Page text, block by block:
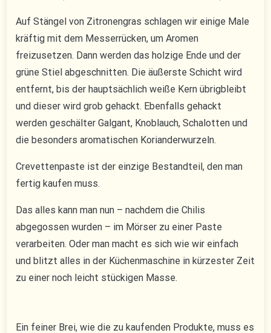
Auf Stängel von Zitronengras schlagen wir einige Male
kräftig mit dem Messerrücken, um Aromen
freizusetzen. Dann werden das holzige Ende und der
grüne Stiel abgeschnitten. Die äußerste Schicht wird
entfernt, bis der hauptsächlich weiße Kern übrigbleibt
und dieser wird grob gehackt. Ebenfalls gehackt
werden geschälter Galgant, Knoblauch, Schalotten und
die besonders aromatischen Korianderwurzeln.
Crevettenpaste ist der einzige Bestandteil, den man
fertig kaufen muss.
Das alles kann man nun – nachdem die Chilis
abgegossen wurden – im Mörser zu einer Paste
verarbeiten. Oder man macht es sich wie wir einfach
und blitzt alles in der Küchenmaschine in kürzester Zeit
zu einer noch leicht stückigen Masse.
Ein feiner Brei, wie die zu kaufenden Produkte, muss es